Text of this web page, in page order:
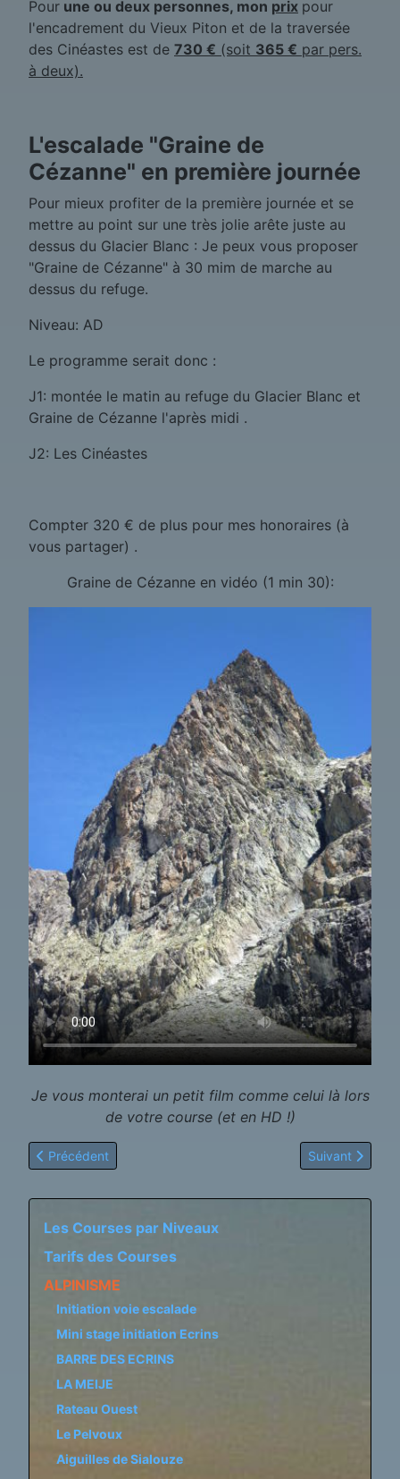
Pour une ou deux personnes, mon prix pour
l'encadrement du Vieux Piton et de la traversée
des Cinéastes est de 730 € (soit 365 € par pers.
à deux).
L'escalade "Graine de
Cézanne" en première journée
Pour mieux profiter de la première journée et se
mettre au point sur une très jolie arête juste au
dessus du Glacier Blanc : Je peux vous proposer
"Graine de Cézanne" à 30 mim de marche au
dessus du refuge.
Niveau: AD
Le programme serait donc :
J1: montée le matin au refuge du Glacier Blanc et
Graine de Cézanne l'après midi .
J2: Les Cinéastes
Compter 320 € de plus pour mes honoraires (à
vous partager) .
Graine de Cézanne en vidéo (1 min 30):
Je vous monterai un petit film comme celui là lors
de votre course (et en HD !)
Article précédent : Les Bans
Précédent Article suivant
Suivant
Les Courses par Niveaux
Tarifs des Courses
ALPINISME
Initiation voie escalade
Mini stage initiation Ecrins
BARRE DES ECRINS
LA MEIJE
Rateau Ouest
Le Pelvoux
Aiguilles de Sialouze